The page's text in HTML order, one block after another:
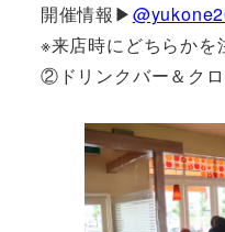
開催情報▶
※来店時にどちらか
②ドリンクバー＆ク